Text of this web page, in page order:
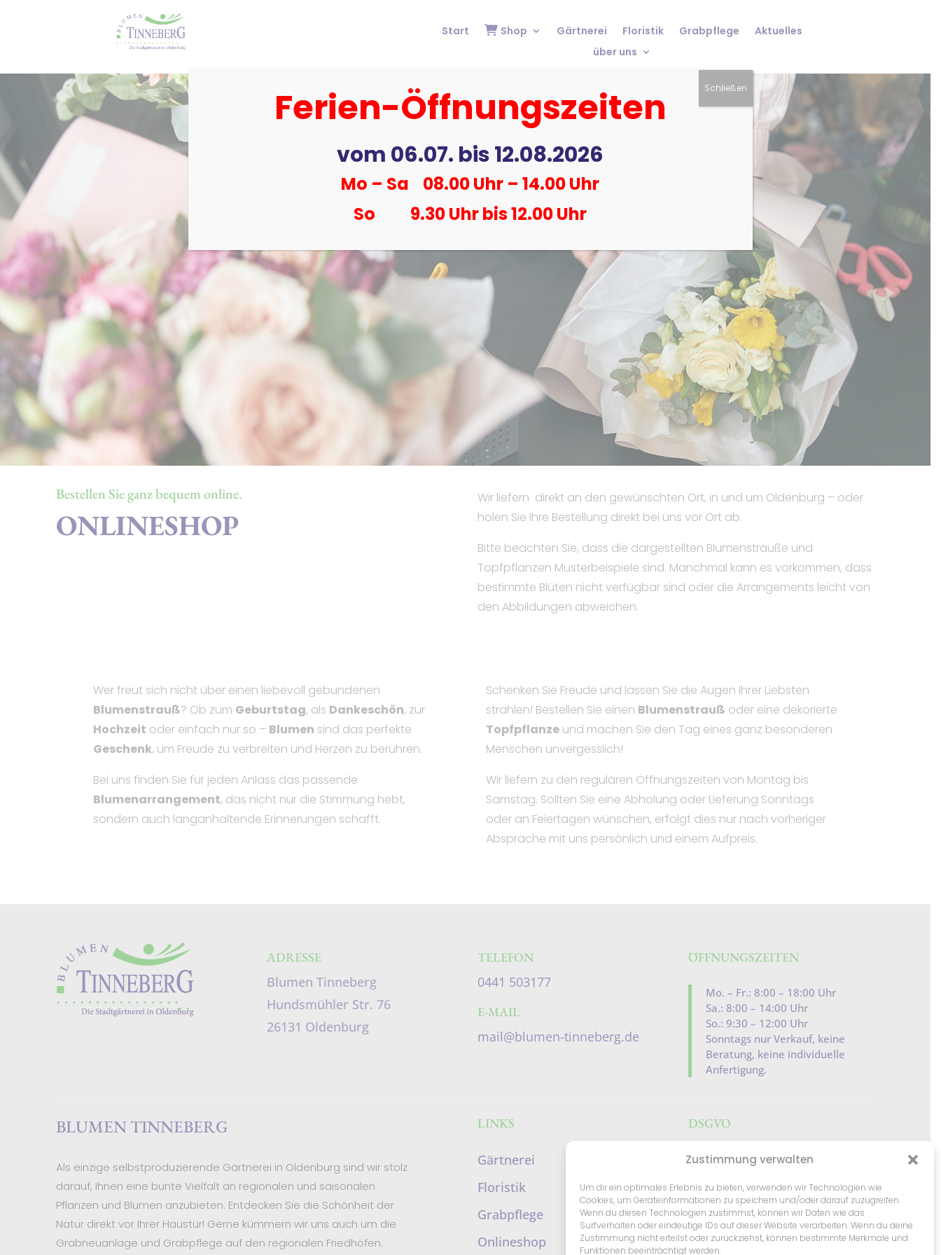
Zustimmung verwalten
Um dir ein optimales Erlebnis zu bieten, verwenden wir Technologien wie
Cookies, um Geräteinformationen zu speichern und/oder darauf zuzugreifen.
Wenn du diesen Technologien zustimmst, können wir Daten wie das
Surfverhalten oder eindeutige IDs auf dieser Website verarbeiten. Wenn du deine
Zustimmung nicht erteilst oder zurückziehst, können bestimmte Merkmale und
Funktionen beeinträchtigt werden.
Start Shop Gärtnerei Floristik Grabpflege
Aktuelles
über uns
Gärtnerei
Bestellen Sie ganz bequem online.
ONLINESHOP
Wir liefern direkt an den gewünschten Ort, in und um Oldenburg – oder
holen Sie Ihre Bestellung direkt bei uns vor Ort ab.
Bitte beachten Sie, dass die dargestellten Blumensträuße und
Topfpflanzen Musterbeispiele sind. Manchmal kann es vorkommen, dass
bestimmte Blüten nicht verfügbar sind oder die Arrangements leicht von
den Abbildungen abweichen.
Wer freut sich nicht über einen liebevoll gebundenen
Blumenstrauß? Ob zum Geburtstag, als Dankeschön, zur
Hochzeit oder einfach nur so – Blumen sind das perfekte
Geschenk, um Freude zu verbreiten und Herzen zu berühren.
Bei uns finden Sie für jeden Anlass das passende
Blumenarrangement, das nicht nur die Stimmung hebt,
sondern auch langanhaltende Erinnerungen schafft.
Schenken Sie Freude und lassen Sie die Augen Ihrer Liebsten
strahlen! Bestellen Sie einen Blumenstrauß oder eine dekorierte
Topfpflanzeund machen Sie den Tag eines ganz besonderen
Menschen unvergesslich!
Wir liefern zu den regulären Öffnungszeiten von Montag bis
Samstag. Sollten Sie eine Abholung oder Lieferung Sonntags
oder an Feiertagen wünschen, erfolgt dies nur nach vorheriger
Absprache mit uns persönlich und einem Aufpreis.
ADRESSE
Blumen Tinneberg
Hundsmühler Str. 76
26131 Oldenburg
TELEFON
0441 503177
E-MAIL
mail@blumen-tinneberg.de
ÖFFNUNGSZEITEN
Mo. – Fr.: 8:00 – 18:00 Uhr
Sa.: 8:00 – 14:00 Uhr
So.: 9:30 – 12:00 Uhr
Sonntags nur Verkauf, keine
Beratung, keine individuelle
Anfertigung.
BLUMEN TINNEBERG
Als einzige selbstproduzierende Gärtnerei in Oldenburg sind wir stolz
darauf, Ihnen eine bunte Vielfalt an regionalen und saisonalen
Pflanzen und Blumen anzubieten. Entdecken Sie die Schönheit der
Natur direkt vor Ihrer Haustür! Gerne kümmern wir uns auch um die
Grabneuanlage und Grabpflege auf den regionalen Friedhöfen.
LINKS
Gärtnerei
Floristik
Grabpflege
Onlineshop
DSGVO
Impressum
Datenschutz
Cookie-Richtlinien
AGB/Widerrufsrecht
Ferien-Öffnungszeiten
vom 06.07. bis 12.08.2026
Mo – Sa 08.00 Uhr – 14.00 Uhr
So 9.30 Uhr bis 12.00 Uhr
Schließen